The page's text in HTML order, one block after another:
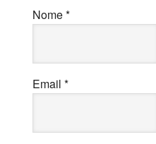
Nome*
Email *